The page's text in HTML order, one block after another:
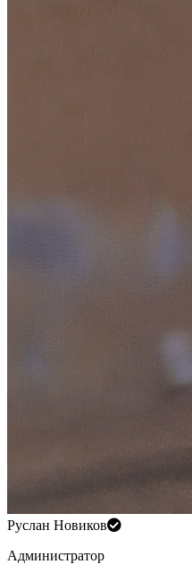
Руслан Новиков
Администратор